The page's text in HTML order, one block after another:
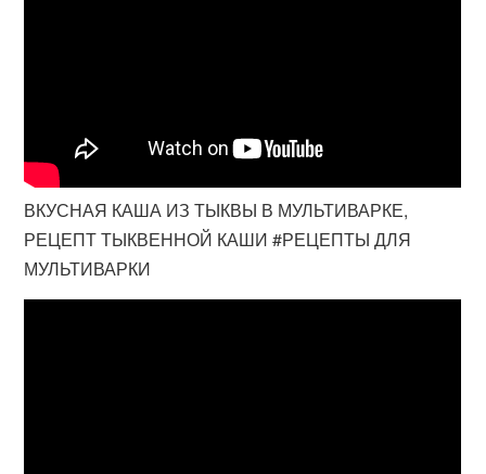
ВКУСНАЯ КАША ИЗ ТЫКВЫ В МУЛЬТИВАРКЕ,
РЕЦЕПТ ТЫКВЕННОЙ КАШИ #РЕЦЕПТЫ ДЛЯ
МУЛЬТИВАРКИ